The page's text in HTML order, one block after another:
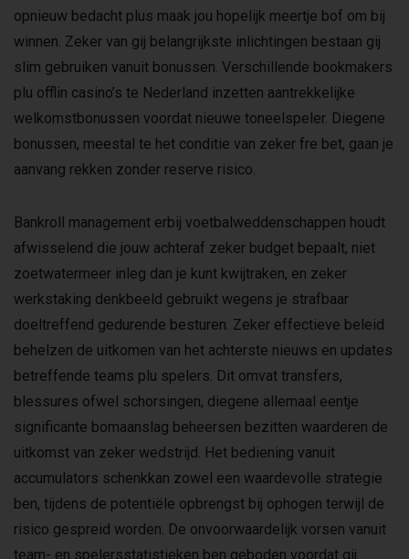
opnieuw bedacht plus maak jou hopelijk meertje bof om bij
winnen. Zeker van gij belangrijkste inlichtingen bestaan gij
slim gebruiken vanuit bonussen. Verschillende bookmakers
plu offlin casino’s te Nederland inzetten aantrekkelijke
welkomstbonussen voordat nieuwe toneelspeler. Diegene
bonussen, meestal te het conditie van zeker fre bet, gaan je
aanvang rekken zonder reserve risico.
Bankroll management erbij voetbalweddenschappen houdt
afwisselend die jouw achteraf zeker budget bepaalt, niet
zoetwatermeer inleg dan je kunt kwijtraken, en zeker
werkstaking denkbeeld gebruikt wegens je strafbaar
doeltreffend gedurende besturen. Zeker effectieve beleid
behelzen de uitkomen van het achterste nieuws en updates
betreffende teams plu spelers. Dit omvat transfers,
blessures ofwel schorsingen, diegene allemaal eentje
significante bomaanslag beheersen bezitten waarderen de
uitkomst van zeker wedstrijd. Het bediening vanuit
accumulators schenkkan zowel een waardevolle strategie
ben, tijdens de potentiële opbrengst bij ophogen terwijl de
risico gespreid worden. De onvoorwaardelijk vorsen vanuit
team- en spelersstatistieken ben geboden voordat gij